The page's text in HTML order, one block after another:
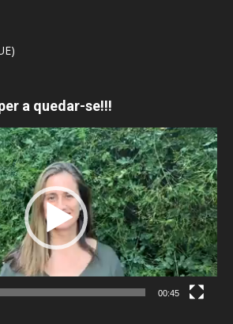
a quedar-se!!!
00:45